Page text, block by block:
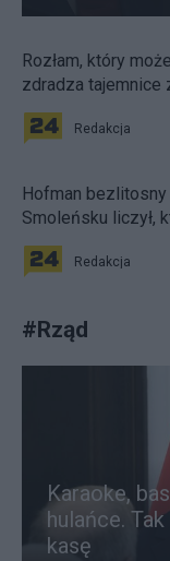
Rozłam, który
zdradza
Redakcja
Hofman
Smoleńsku liczył,
Redakcja
#Rząd
Karaoke,
hulańce.
kasę